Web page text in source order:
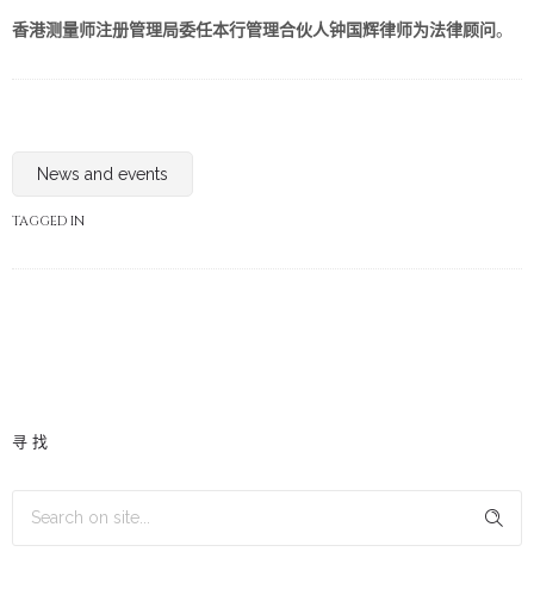
香港测量师注册管理局委任本行管理合伙人钟国辉律师为法律顾问。
News and events
TAGGED IN
寻找